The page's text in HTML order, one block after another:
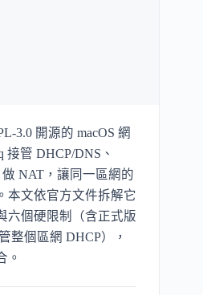
3.0 開源的 macOS 網
接管 DHCP/DNS、
NAT，讓同一區網的
本文依官方文件拆解它
六個硬限制（含正式版
整個區網 DHCP），
。